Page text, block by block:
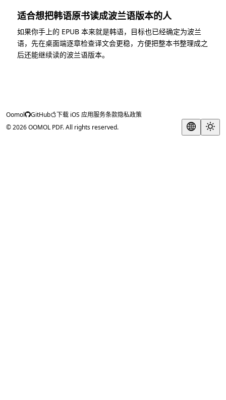
适合想把韩语原书读成波兰语版本的人
如果你手上的 EPUB 本来就是韩语，目标也已经确定为波兰
语，先在桌面端逐章检查译文会更稳，方便把整本书整理成之
后还能继续读的波兰语版本。
Oomol GitHub 下载 iOS 应用服务条款隐私政策
© 2026 OOMOL PDF. All rights reserved.